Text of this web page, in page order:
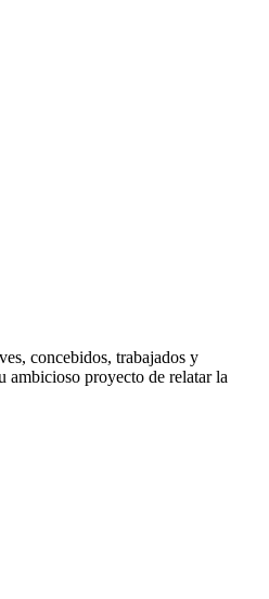
concebidos, trabajados y
ambicioso proyecto de relatar la